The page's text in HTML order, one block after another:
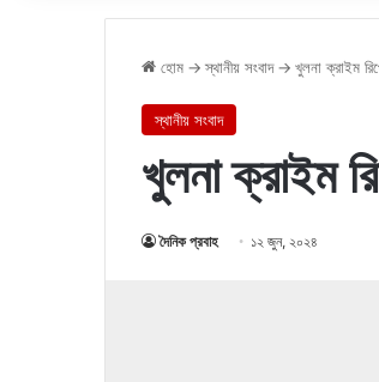
হোম → স্থানীয় সংবাদ → খুলনা ক্রাইম
স্থানীয় সংবাদ
খুলনা ক্রাইম
দৈনিক প্রবাহ ১২ জুন, ২০২৪